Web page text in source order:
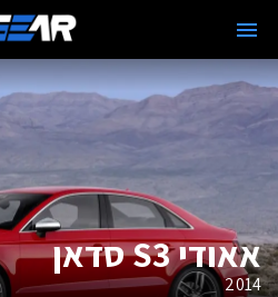
אאודי S3 סדאן
2014